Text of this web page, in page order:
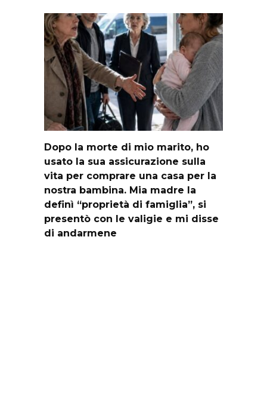
Dopo la morte di mio marito, ho
usato la sua assicurazione sulla
vita per comprare una casa per la
nostra bambina. Mia madre la
definì “proprietà di famiglia”, si
presentò con le valigie e mi disse
di andarmene